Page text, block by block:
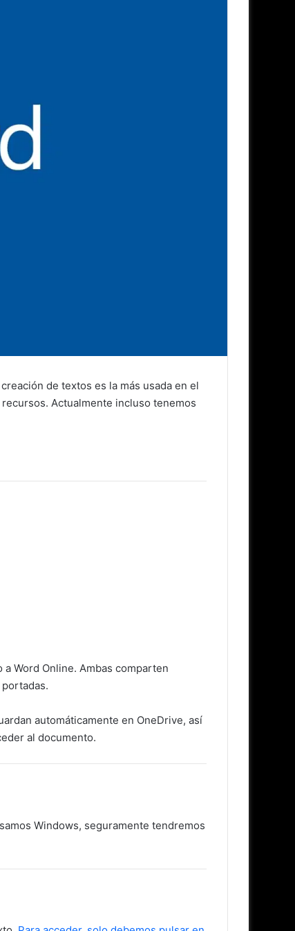
de textos es la más usada en el
Actualmente incluso tenemos
Word Online. Ambas comparten
automáticamente en OneDrive, así
al documento.
Windows, seguramente tendremos